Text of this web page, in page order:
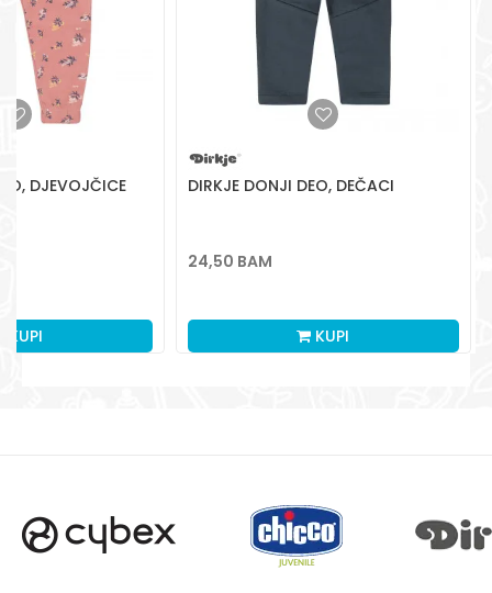
aksaonlinebih@aksabih.ba
DJEVOJČICE
KUPI
DIRKJE DONJI DEO, DEČACI
24,50 BAM
KUPI